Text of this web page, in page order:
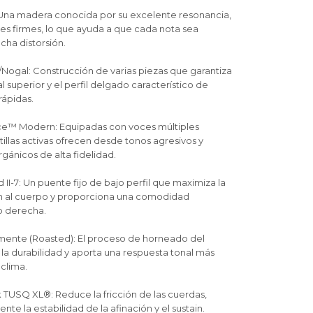
madera conocida por su excelente resonancia,
firmes, lo que ayuda a que cada nota sea
distorsión.
Construcción de varias piezas que garantiza
superior y el perfil delgado característico de
Modern: Equipadas con voces múltiples
activas ofrecen desde tonos agresivos y
de alta fidelidad.
II-7: Un puente fijo de bajo perfil que maximiza la
al cuerpo y proporciona una comodidad
derecha.
(Roasted): El proceso de horneado del
durabilidad y aporta una respuesta tonal más
XL®: Reduce la fricción de las cuerdas,
la estabilidad de la afinación y el sustain.